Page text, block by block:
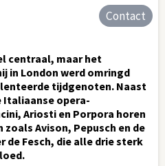
Contact
centraal, maar het
in London werd omringd
tijdgenoten. Naast
Italiaanse opera-
Ariosti en Porpora horen
Avison, Pepusch en de
de Fesch, die alle drie sterk